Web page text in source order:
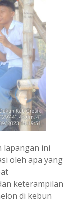
lapangan ini
oleh apa yang
keterampilan
di kebun